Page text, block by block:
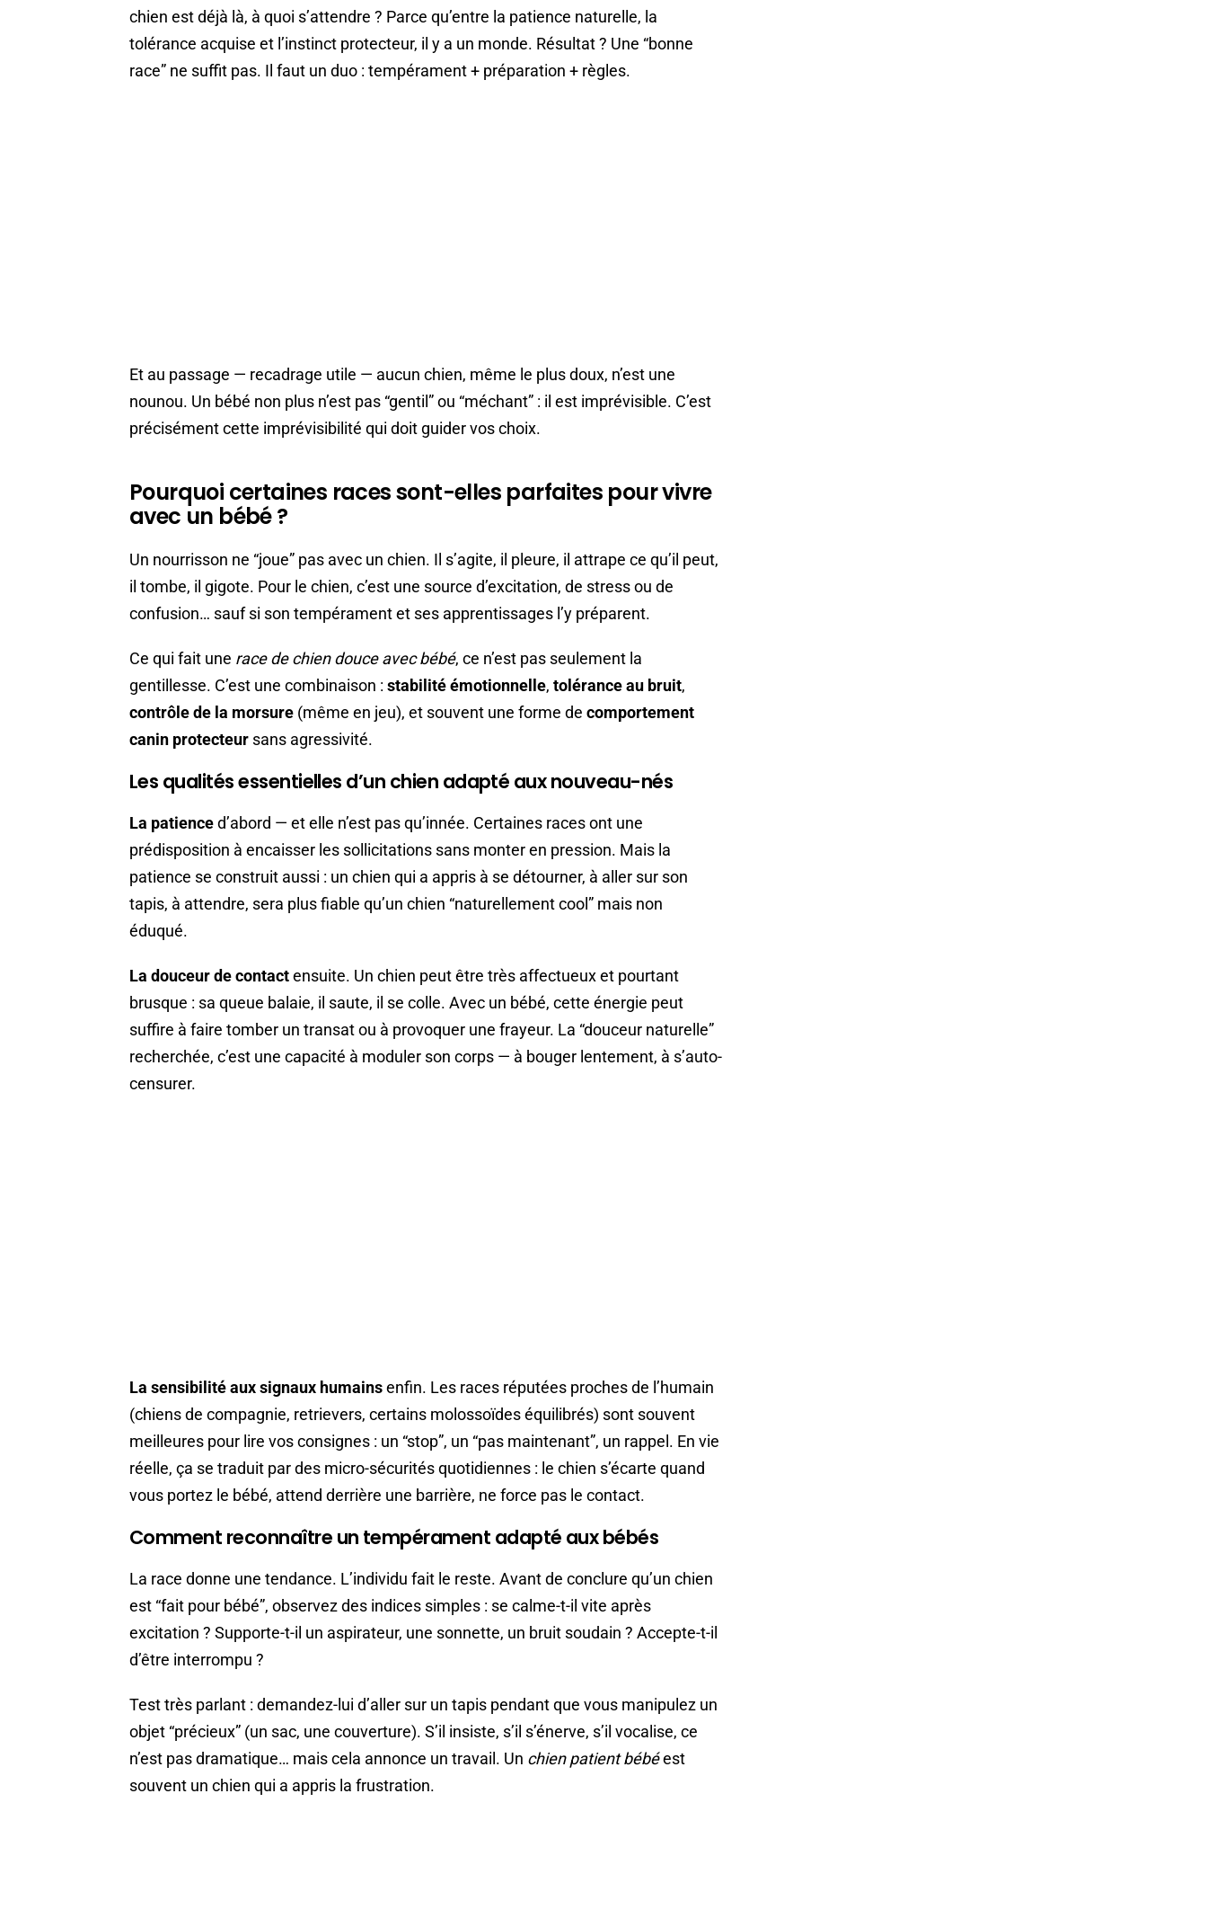
chien est déjà là, à quoi s’attendre ? Parce qu’entre la patience naturelle, la
tolérance acquise et l’instinct protecteur, il y a un monde. Résultat ? Une “bonne
race” ne suffit pas. Il faut un duo : tempérament + préparation + règles.
Et au passage — recadrage utile — aucun chien, même le plus doux, n’est une
nounou. Un bébé non plus n’est pas “gentil” ou “méchant” : il est imprévisible. C’est
précisément cette imprévisibilité qui doit guider vos choix.
Pourquoi certaines races sont-elles parfaites pour vivre
avec un bébé ?
Un nourrisson ne “joue” pas avec un chien. Il s’agite, il pleure, il attrape ce qu’il peut,
il tombe, il gigote. Pour le chien, c’est une source d’excitation, de stress ou de
confusion… sauf si son tempérament et ses apprentissages l’y préparent.
Ce qui fait une race de chien douce avec bébé, ce n’est pas seulement la
gentillesse. C’est une combinaison : stabilité émotionnelle, tolérance au bruit,
contrôle de la morsure (même en jeu), et souvent une forme de comportement
canin protecteur sans agressivité.
Les qualités essentielles d’un chien adapté aux nouveau-nés
La patienced’abord — et elle n’est pas qu’innée. Certaines races ont une
prédisposition à encaisser les sollicitations sans monter en pression. Mais la
patience se construit aussi : un chien qui a appris à se détourner, à aller sur son
tapis, à attendre, sera plus fiable qu’un chien “naturellement cool” mais non
éduqué.
La douceur de contactensuite. Un chien peut être très affectueux et pourtant
brusque : sa queue balaie, il saute, il se colle. Avec un bébé, cette énergie peut
suffire à faire tomber un transat ou à provoquer une frayeur. La “douceur naturelle”
recherchée, c’est une capacité à moduler son corps — à bouger lentement, à s’auto-
censurer.
La sensibilité aux signaux humainsenfin. Les races réputées proches de l’humain
(chiens de compagnie, retrievers, certains molossoïdes équilibrés) sont souvent
meilleures pour lire vos consignes : un “stop”, un “pas maintenant”, un rappel. En vie
réelle, ça se traduit par des micro-sécurités quotidiennes : le chien s’écarte quand
vous portez le bébé, attend derrière une barrière, ne force pas le contact.
Comment reconnaître un tempérament adapté aux bébés
La race donne une tendance. L’individu fait le reste. Avant de conclure qu’un chien
est “fait pour bébé”, observez des indices simples : se calme-t-il vite après
excitation ? Supporte-t-il un aspirateur, une sonnette, un bruit soudain ? Accepte-t-il
d’être interrompu ?
Test très parlant : demandez-lui d’aller sur un tapis pendant que vous manipulez un
objet “précieux” (un sac, une couverture). S’il insiste, s’il s’énerve, s’il vocalise, ce
n’est pas dramatique… mais cela annonce un travail. Un chien patient bébéest
souvent un chien qui a appris la frustration.